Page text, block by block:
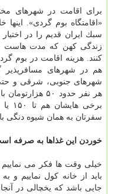
برای اقامت در شهرهای
«اقامتگاه بوم گردی».
سبك ایران قدیم را در
زندگی كهن كه مدت هاست
كنند. هزینه اقامت در بوم
هم در شهرهای مسافرپذیر
شهرهای جنوبی، شرقی و حتی
هر نفر حدود ۵۰
سفرتان به همان شیوه دنگی
خوردن این غذاها به صرفه
خیلی وقت ها فكر می
باید از خانه كول نماییم و
جایی باشد كه یخچالی در